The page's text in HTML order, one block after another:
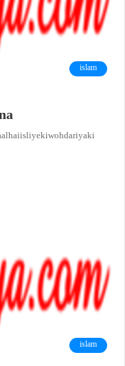
islam
hai is liye ki woh dariya ki
islam